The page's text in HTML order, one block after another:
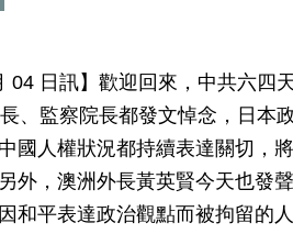
04 日訊】歡迎回來，中共六四
、監察院長都發文悼念，日本
國人權狀況都持續表達關切，
外，澳洲外長黃英賢今天也發
和平表達政治觀點而被拘留的人